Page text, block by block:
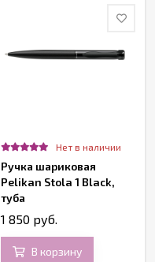
Нет в наличии
Ручка шариковая
Pelikan Stola 1 Black,
туба
1 850 руб.
В корзину